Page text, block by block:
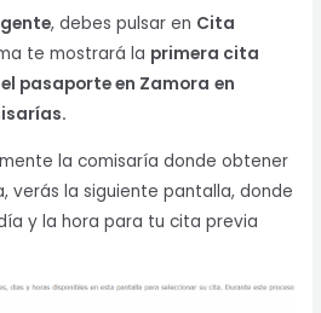
, debes pulsar en Cita
te mostrará la primera cita
pasaporte en Zamora en
la comisaría donde obtener
verás la siguiente pantalla, donde
y la hora para tu cita previa